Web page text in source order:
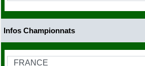
Infos Championnats